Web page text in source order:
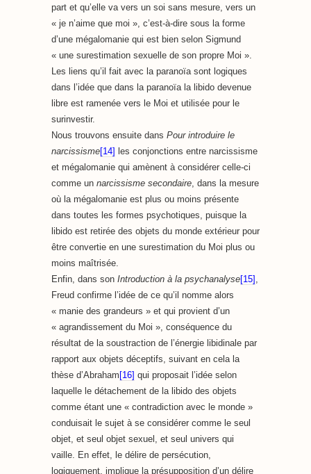
part et qu’elle va vers un soi sans mesure, vers un
« je n’aime que moi », c’est-à-dire sous la forme
d’une mégalomanie qui est bien selon Sigmund
« une surestimation sexuelle de son propre Moi ».
Les liens qu’il fait avec la paranoïa sont logiques
dans l’idée que dans la paranoïa la libido devenue
libre est ramenée vers le Moi et utilisée pour le
surinvestir.
Nous trouvons ensuite dans Pour introduire le
narcissisme[14] les conjonctions entre narcissisme
et mégalomanie qui amènent à considérer celle-ci
comme un narcissisme secondaire, dans la mesure
où la mégalomanie est plus ou moins présente
dans toutes les formes psychotiques, puisque la
libido est retirée des objets du monde extérieur pour
être convertie en une surestimation du Moi plus ou
moins maîtrisée.
Enfin, dans son Introduction à la psychanalyse[15] ,
Freud confirme l’idée de ce qu’il nomme alors
« manie des grandeurs » et qui provient d’un
« agrandissement du Moi », conséquence du
résultat de la soustraction de l’énergie libidinale par
rapport aux objets déceptifs, suivant en cela la
thèse d’Abraham [16] qui proposait l’idée selon
laquelle le détachement de la libido des objets
comme étant une « contradiction avec le monde »
conduisait le sujet à se considérer comme le seul
objet, et seul objet sexuel, et seul univers qui
vaille. En effet, le délire de persécution,
logiquement, implique la présupposition d’un délire